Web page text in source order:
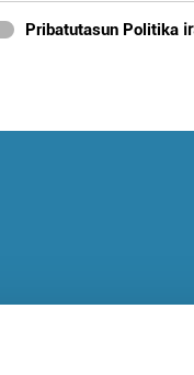
Pribatutasun Politika